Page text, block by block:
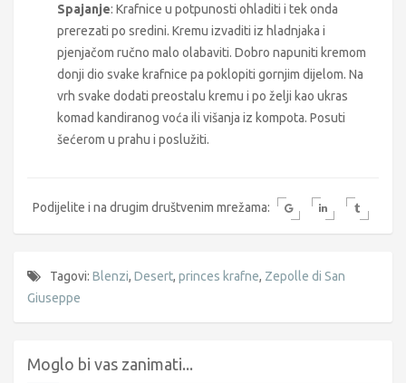
Spajanje: Krafnice u potpunosti ohladiti i tek onda
prerezati po sredini. Kremu izvaditi iz hladnjaka i
pjenjačom ručno malo olabaviti. Dobro napuniti kremom
donji dio svake krafnice pa poklopiti gornjim dijelom. Na
vrh svake dodati preostalu kremu i po želji kao ukras
komad kandiranog voća ili višanja iz kompota. Posuti
šećerom u prahu i poslužiti.
Podijelite i na drugim društvenim mrežama:
Tagovi: Blenzi, Desert, princes krafne, Zepolle di San
Giuseppe
Moglo bi vas zanimati...